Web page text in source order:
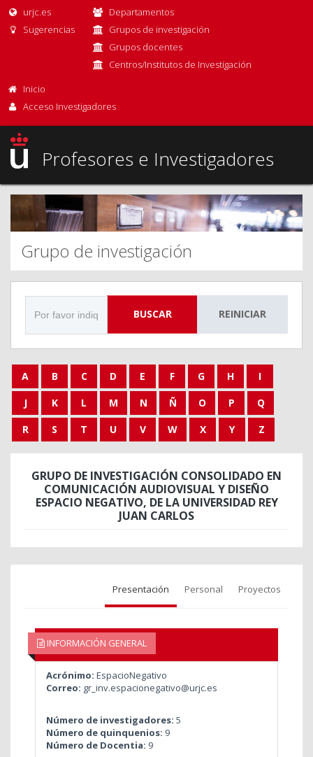
urjc.es
Sugerencias
Departamentos
Grupos de investigación
Grupos docentes
Centros/Institutos de Investigación
Inicio
Acceso Investigadores
Profesores e Investigadores
Grupo de investigación
BUSCAR REINICIAR
A B C D E F G H
I
J
K L M N Ñ O P
Q
R
S T U V W X Y Z
GRUPO DE INVESTIGACIÓN CONSOLIDADO EN
COMUNICACIÓN AUDIOVISUAL Y DISEÑO
ESPACIO NEGATIVO, DE LA UNIVERSIDAD REY
JUAN CARLOS
Presentación Personal Proyectos
INFORMACIÓN GENERAL
Acrónimo: EspacioNegativo
Correo: gr_inv.espacionegativo@urjc.es
Número de investigadores: 5
Número de quinquenios: 9
Número de Docentia: 9